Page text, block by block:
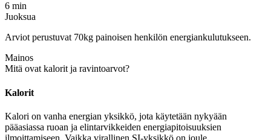
6 min
Juoksua
Arviot perustuvat 70kg painoisen henkilön energiankulutukseen.
Mainos
Mitä ovat kalorit ja ravintoarvot?
Kalorit
Kalori on vanha energian yksikkö, jota käytetään nykyään
pääasiassa ruoan ja elintarvikkeiden energiapitoisuuksien
ilmoittamiseen. Vaikka virallinen SI-yksikkö on joule,